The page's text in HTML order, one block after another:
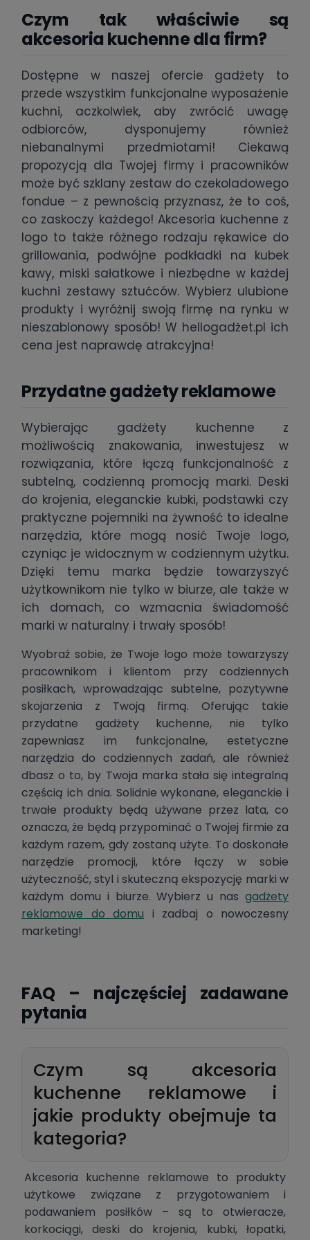
Czym tak właściwie są
akcesoria kuchenne dla firm?
Dostępne w naszej ofercie gadżety to
przede wszystkim funkcjonalne wyposażenie
kuchni, aczkolwiek, aby zwrócić uwagę
odbiorców, dysponujemy również
niebanalnymi przedmiotami! Ciekawą
propozycją dla Twojej firmy i pracowników
może być szklany zestaw do czekoladowego
fondue – z pewnością przyznasz, że to coś,
co zaskoczy każdego! Akcesoria kuchenne z
logo to także różnego rodzaju rękawice do
grillowania, podwójne podkładki na kubek
kawy, miski sałatkowe i niezbędne w każdej
kuchni zestawy sztućców. Wybierz ulubione
produkty i wyróżnij swoją firmę na rynku w
nieszablonowy sposób! W hellogadżet.pl ich
cena jest naprawdę atrakcyjna!
Przydatne gadżety reklamowe
Wybierając gadżety kuchenne z
możliwością znakowania, inwestujesz w
rozwiązania, które łączą funkcjonalność z
subtelną, codzienną promocją marki. Deski
do krojenia, eleganckie kubki, podstawki czy
praktyczne pojemniki na żywność to idealne
narzędzia, które mogą nosić Twoje logo,
czyniąc je widocznym w codziennym użytku.
Dzięki temu marka będzie towarzyszyć
użytkownikom nie tylko w biurze, ale także w
ich domach, co wzmacnia świadomość
marki w naturalny i trwały sposób!
Wyobraź sobie, że Twoje logo może towarzyszy
pracownikom i klientom przy codziennych
posiłkach, wprowadzając subtelne, pozytywne
skojarzenia z Twoją firmą. Oferując takie
przydatne gadżety kuchenne, nie tylko
zapewniasz im funkcjonalne, estetyczne
narzędzia do codziennych zadań, ale również
dbasz o to, by Twoja marka stała się integralną
częścią ich dnia. Solidnie wykonane, eleganckie i
trwałe produkty będą używane przez lata, co
oznacza, że będą przypominać o Twojej firmie za
każdym razem, gdy zostaną użyte. To doskonałe
narzędzie promocji, które łączy w sobie
użyteczność, styl i skuteczną ekspozycję marki w
każdym domu i biurze. Wybierz u nas gadżety
reklamowe do domu i zadbaj o nowoczesny
marketing!
FAQ – najczęściej zadawane
pytania
Czym są akcesoria
kuchenne reklamowe i
jakie produkty obejmuje ta
kategoria?
Akcesoria kuchenne reklamowe to produkty
użytkowe związane z przygotowaniem i
podawaniem posiłków – są to otwieracze,
korkociągi, deski do krojenia, kubki, łopatki,